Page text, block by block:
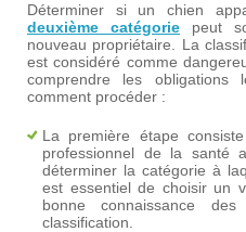
Déterminer si un chien
deuxième catégorie peut
nouveau propriétaire. La
est considéré comme
comprendre les obligations
comment procéder :
La première étape
professionnel de la santé
déterminer la catégorie à
est essentiel de choisir un
bonne connaissance
classification.